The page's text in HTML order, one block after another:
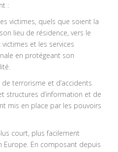
:
victimes, quels que soient la
lieu de résidence, vers le
et les services
en protégeant son
terrorisme et d’accidents
structures d’information et de
mis en place par les pouvoirs
court, plus facilement
Europe. En composant depuis